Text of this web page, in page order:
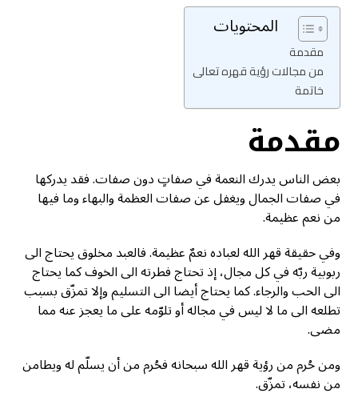
المحتويات
مقدمة
من مجالات رؤية قهره تعالى
خاتمة
مقدمة
بعض الناس يدرك النعمة في صفاتٍ دون صفات. فقد يدركها
في صفات الجمال ويغفل عن صفات العظمة والبهاء وما فيها
من نعم عظيمة.
وفي حقيقة قهر الله لعباده نعمٌ عظيمة. فالعبد مخلوق يحتاج الى
ربوبية ربّه في كل مجال، إذ تحتاج فطرته الى الخوف كما يحتاج
الى الحب والرجاء. كما يحتاج أيضا الى التسليم وإلا تمزّق بسبب
تطلعه الى ما لا ليس في مجاله أو تلوّمه على ما يعجز عنه مما
مضى.
ومن حُرم من رؤية قهر الله سبحانه فحُرم من أن يسلّم له ويطامن
من نفسه، تمزّق.